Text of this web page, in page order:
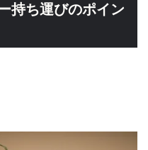
持ち運びのポイン